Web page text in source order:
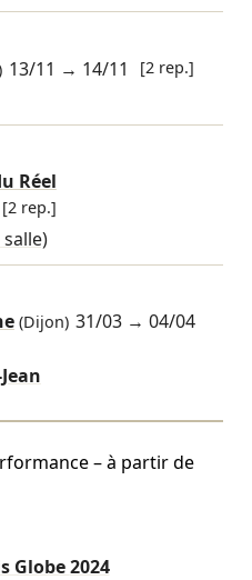
13/11 → 14/11
[2 rep.]
Réel
[2 rep.]
(Dijon) 31/03 →04/04
– à partir de
Globe2024